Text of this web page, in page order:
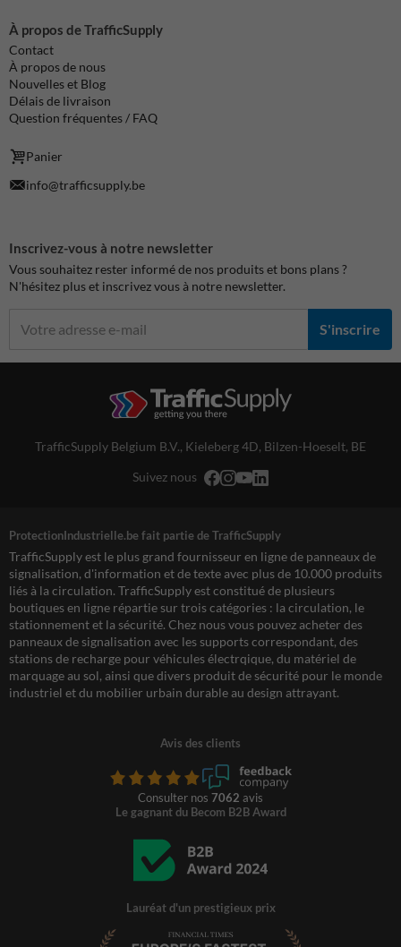
À propos de TrafficSupply
Contact
À propos de nous
Nouvelles et Blog
Délais de livraison
Question fréquentes / FAQ
Panier
info@trafficsupply.be
Inscrivez-vous à notre newsletter
Vous souhaitez rester informé de nos produits et bons plans ?
N'hésitez plus et inscrivez vous à notre newsletter.
S'inscrire
TrafficSupply Belgium B.V., Kieleberg 4D, Bilzen-Hoeselt, BE
Suivez nous
ProtectionIndustrielle.be fait partie de TrafficSupply
TrafficSupply est le plus grand fournisseur en ligne de panneaux de
signalisation, d'information et de texte avec plus de 10.000 produits
liés à la circulation. TrafficSupply est constitué de plusieurs
boutiques en ligne répartie sur trois catégories : la circulation, le
stationnement et la sécurité. Chez nous vous pouvez acheter des
panneaux de signalisation avec les supports correspondant, des
stations de recharge pour véhicules électrqique, du matériel de
marquage au sol, ainsi que divers produit de sécurité pour le monde
industriel et du mobilier urbain durable au design attrayant.
Avis des clients
Consulter nos 7062 avis
Le gagnant du Becom B2B Award
Lauréat d'un prestigieux prix